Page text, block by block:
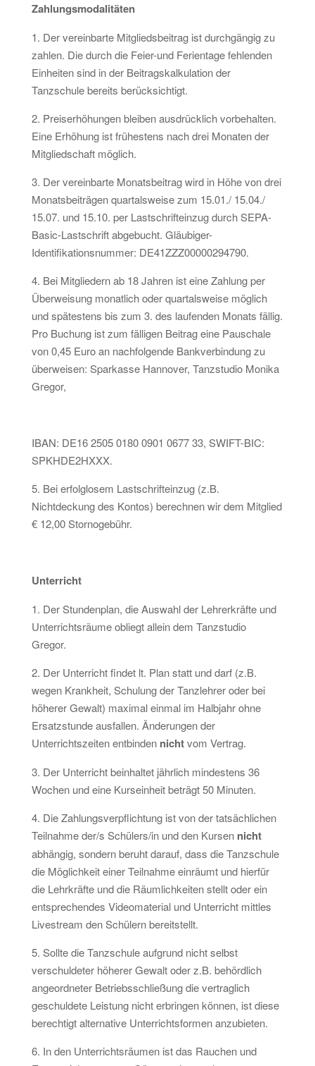
Zahlungsmodalitäten
1. Der vereinbarte Mitgliedsbeitrag ist durchgängig zu
zahlen. Die durch die Feier-und Ferientage fehlenden
Einheiten sind in der Beitragskalkulation der
Tanzschule bereits berücksichtigt.
2. Preiserhöhungen bleiben ausdrücklich vorbehalten.
Eine Erhöhung ist frühestens nach drei Monaten der
Mitgliedschaft möglich.
3. Der vereinbarte Monatsbeitrag wird in Höhe von drei
Monatsbeiträgen quartalsweise zum 15.01./ 15.04./
15.07. und 15.10. per Lastschrifteinzug durch SEPA-
Basic-Lastschrift abgebucht. Gläubiger-
Identifikationsnummer: DE41ZZZ00000294790.
4. Bei Mitgliedern ab 18 Jahren ist eine Zahlung per
Überweisung monatlich oder quartalsweise möglich
und spätestens bis zum 3. des laufenden Monats fällig.
Pro Buchung ist zum fälligen Beitrag eine Pauschale
von 0,45 Euro an nachfolgende Bankverbindung zu
überweisen: Sparkasse Hannover, Tanzstudio Monika
Gregor,
IBAN: DE16 2505 0180 0901 0677 33, SWIFT-BIC:
SPKHDE2HXXX.
5. Bei erfolglosem Lastschrifteinzug (z.B.
Nichtdeckung des Kontos) berechnen wir dem Mitglied
€ 12,00 Stornogebühr.
Unterricht
1. Der Stundenplan, die Auswahl der Lehrerkräfte und
Unterrichtsräume obliegt allein dem Tanzstudio
Gregor.
2. Der Unterricht findet lt. Plan statt und darf (z.B.
wegen Krankheit, Schulung der Tanzlehrer oder bei
höherer Gewalt) maximal einmal im Halbjahr ohne
Ersatzstunde ausfallen. Änderungen der
Unterrichtszeiten entbinden nichtvom Vertrag.
3. Der Unterricht beinhaltet jährlich mindestens 36
Wochen und eine Kurseinheit beträgt 50 Minuten.
4. Die Zahlungsverpflichtung ist von der tatsächlichen
Teilnahme der/s Schülers/in und den Kursen nicht
abhängig, sondern beruht darauf, dass die Tanzschule
die Möglichkeit einer Teilnahme einräumt und hierfür
die Lehrkräfte und die Räumlichkeiten stellt oder ein
entsprechendes Videomaterial und Unterricht mittles
Livestream den Schülern bereitstellt.
5. Sollte die Tanzschule aufgrund nicht selbst
verschuldeter höherer Gewalt oder z.B. behördlich
angeordneter Betriebsschließung die vertraglich
geschuldete Leistung nicht erbringen können, ist diese
berechtigt alternative Unterrichtsformen anzubieten.
6. In den Unterrichtsräumen ist das Rauchen und